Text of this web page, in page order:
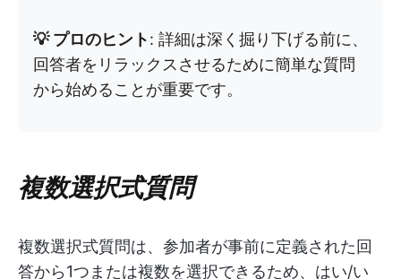
💡 プロのヒント: 詳細は深く掘り下げる前に、
回答者をリラックスさせるために簡単な質問
から始めることが重要です。
複数選択式質問
複数選択式質問は、参加者が事前に定義された回
答から1つまたは複数を選択できるため、はい/い